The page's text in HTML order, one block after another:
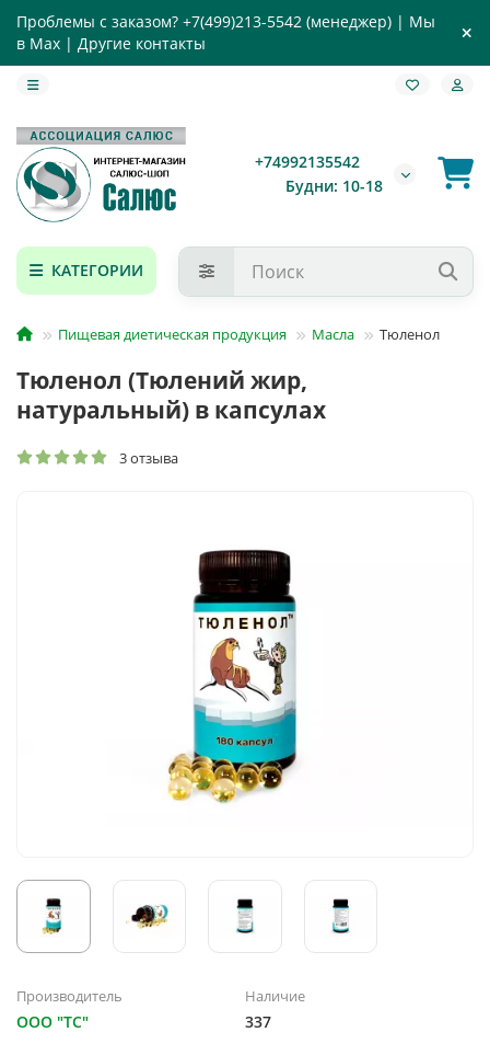
Проблемы с заказом? +7(499)213-5542 (менеджер) | Мы
в Max | Другие контакты
+74992135542
Будни: 10-18
КАТЕГОРИИ
Пищевая диетическая продукция Масла Тюленол
Тюленол (Тюлений жир,
натуральный) в капсулах
3 отзыва
Производитель
ООО "ТС"
Наличие
337